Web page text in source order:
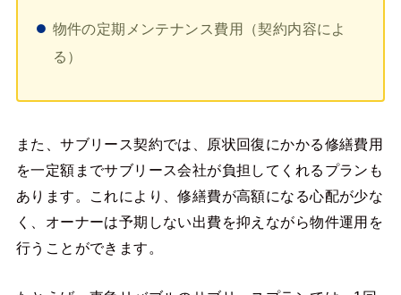
物件の定期メンテナンス費用（契約内容によ
る）
また、サブリース契約では、原状回復にかかる修繕費用
を一定額までサブリース会社が負担してくれるプランも
あります。これにより、修繕費が高額になる心配が少な
く、オーナーは予期しない出費を抑えながら物件運用を
行うことができます。